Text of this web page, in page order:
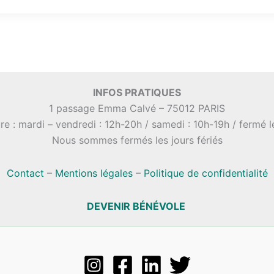
INFOS PRATIQUES
1 passage Emma Calvé – 75012 PARIS
: mardi – vendredi : 12h-20h / samedi : 10h-19h / fermé
Nous sommes fermés les jours fériés
Contact – Mentions légales– Politique de confidentialité
DEVENIR BÉNÉVOLE